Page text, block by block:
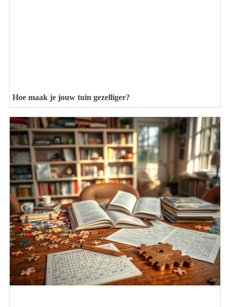
Hoe maak je jouw tuin gezelliger?